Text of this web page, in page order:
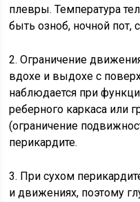
плевры. Температура
быть озноб, ночной пот,
2. Ограничение
вдохе и выдохе с
наблюдается при
реберного каркаса или
(ограничение
перикардите.
3. При сухом
и движениях, поэтому